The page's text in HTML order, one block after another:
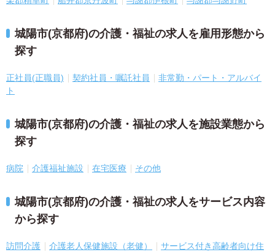
城陽市(京都府)の介護・福祉の求人を雇用形態から
探す
正社員(正職員) 契約社員・嘱託社員
非常勤・パート・アルバイ
ト
城陽市(京都府)の介護・福祉の求人を施設業態から
探す
病院 介護福祉施設 在宅医療 その他
城陽市(京都府)の介護・福祉の求人をサービス内容
から探す
訪問介護 介護老人保健施設（老健）
サービス付き高齢者向け住